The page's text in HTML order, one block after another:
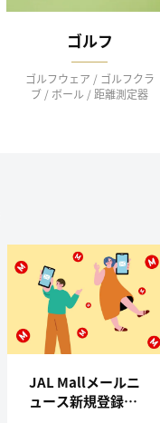
ゴルフ
ゴルフウェア / ゴルフクラ
ブ / ボール / 距離測定器
JAL Mallメールニ
ュース新規登録キ